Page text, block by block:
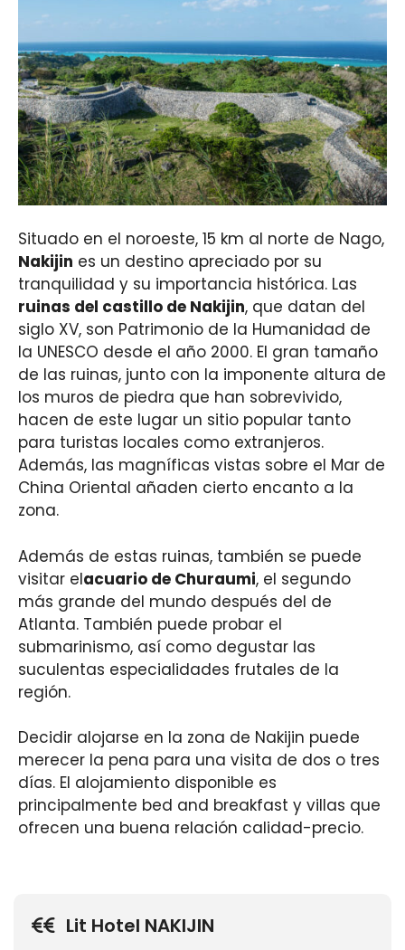
Situado en el noroeste, 15 km al norte de Nago,
Nakijin es un destino apreciado por su
tranquilidad y su importancia histórica. Las
ruinas del castillo de Nakijin, que datan del
siglo XV, son Patrimonio de la Humanidad de
la UNESCO desde el año 2000. El gran tamaño
de las ruinas, junto con la imponente altura de
los muros de piedra que han sobrevivido,
hacen de este lugar un sitio popular tanto
para turistas locales como extranjeros.
Además, las magníficas vistas sobre el Mar de
China Oriental añaden cierto encanto a la
zona.
Además de estas ruinas, también se puede
visitar elacuario de Churaumi, el segundo
más grande del mundo después del de
Atlanta. También puede probar el
submarinismo, así como degustar las
suculentas especialidades frutales de la
región.
Decidir alojarse en la zona de Nakijin puede
merecer la pena para una visita de dos o tres
días. El alojamiento disponible es
principalmente bed and breakfast y villas que
ofrecen una buena relación calidad-precio.
Lit Hotel NAKIJIN